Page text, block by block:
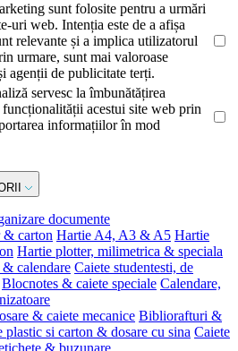
sunt folosite pentru a urmări
uri web. Intenția este de a afișa
relevante și a implica utilizatorul
urmare, sunt mai valoroase
agenții de publicitate terți.
servesc la îmbunătățirea
acestui site web prin
informațiilor în mod
documente
& carton Hartie A4, A3 & A5 Hartie
Hartie plotter, milimetrica & speciala
& calendare Caiete studentesti, de
Blocnotes & caiete speciale Calendare,
& caiete mecanice Bibliorafturi &
plastic si carton & dosare cu sina Caiete
& buzunare